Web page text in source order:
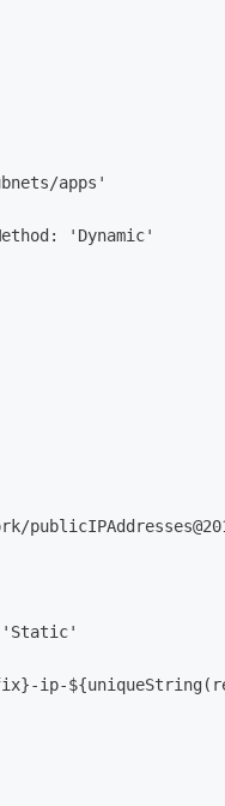
apps'
'Dynamic'
ip-